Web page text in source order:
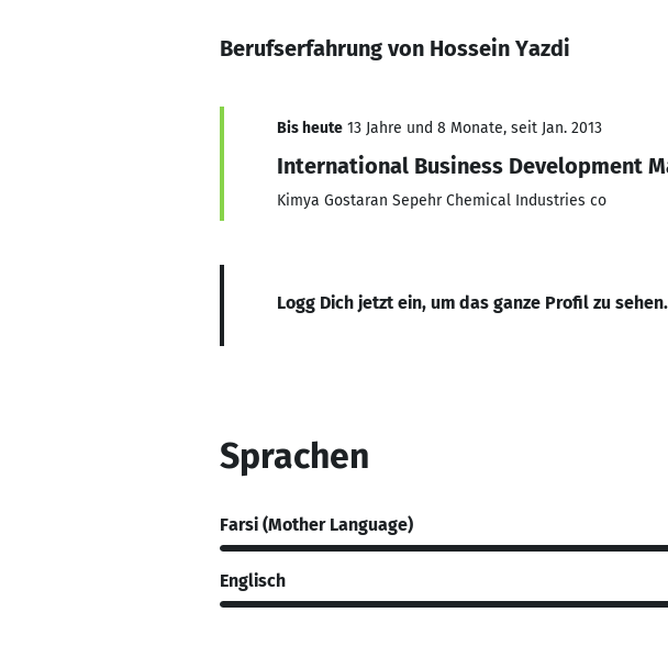
Berufserfahrung von Hossein Yazdi
Bis heute 13 Jahre und 8 Monate, seit Jan. 2013
International Business Development
Kimya Gostaran Sepehr Chemical Industries co
Logg Dich jetzt ein, um das ganze Profil zu sehen.
Sprachen
Farsi (Mother Language)
Englisch